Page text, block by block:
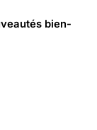
bien-